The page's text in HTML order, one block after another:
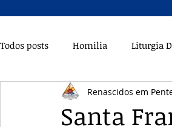
Todos posts Homilia Liturgia
Pentecostes Galeria
Santa
Renascidos em